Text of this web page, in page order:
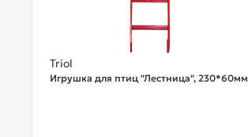
Triol
Игрушка для птиц "Лестница", 230*60мм